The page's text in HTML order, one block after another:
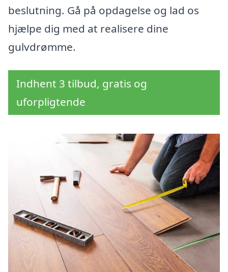
beslutning. Gå på opdagelse og lad os
hjælpe dig med at realisere dine
gulvdrømme.
Indhent 3 tilbud, gratis og
uforpligtende